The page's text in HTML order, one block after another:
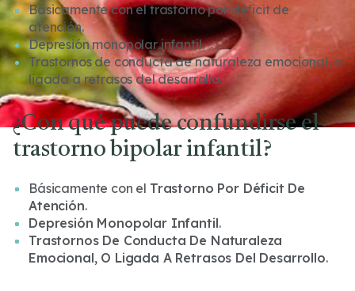
Básicamente con el trastorno por déficit de
atención.
Depresión monopolar infantil.
Trastornos de conducta de naturaleza emocional, o
ligada a retrasos del desarrollo.
¿Con qué puede confundirse el
trastorno bipolar infantil?
Básicamente con el Trastorno Por Déficit De
Atención.
Depresión Monopolar Infantil.
Trastornos De Conducta De Naturaleza
Emocional, O Ligada A Retrasos Del Desarrollo.